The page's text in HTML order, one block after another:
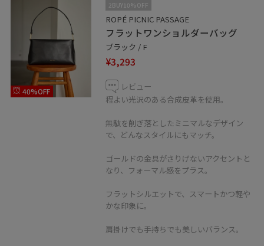
40%OFF
2BUY10%OFF
ROPÉ PICNIC PASSAGE
フラットワンショルダーバッグ
ブラック / F
¥3,293
レビュー
程よい光沢のある合成皮革を使用。
無駄を削ぎ落としたミニマルなデザイン
で、どんなスタイルにもマッチ。
ゴールドの金具がさりげないアクセントと
なり、フォーマル感をプラス。
フラットシルエットで、スマートかつ軽や
かな印象に。
肩掛けでも手持ちでも美しいバランス。